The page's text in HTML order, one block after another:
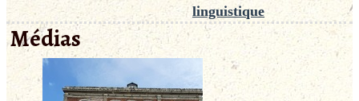
linguistique
Médias